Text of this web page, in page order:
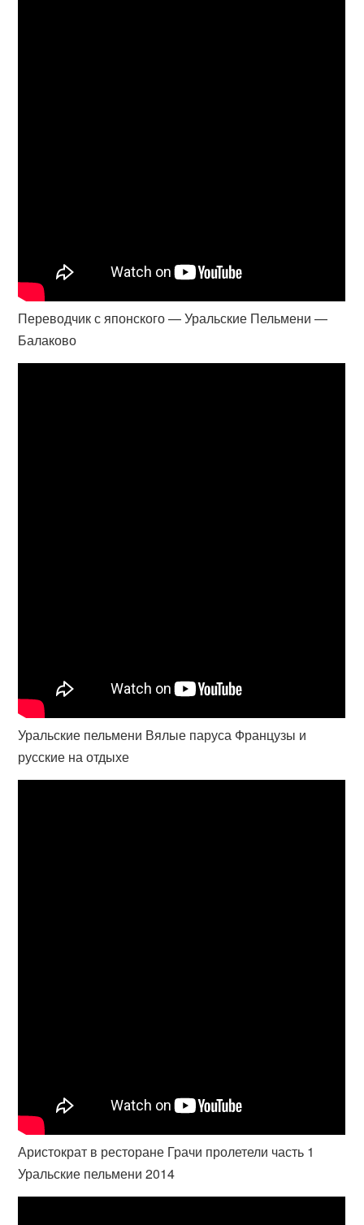
Переводчик с японского — Уральские Пельмени —
Балаково
Уральские пельмени Вялые паруса Французы и
русские на отдыхе
Аристократ в ресторане Грачи пролетели часть 1
Уральские пельмени 2014